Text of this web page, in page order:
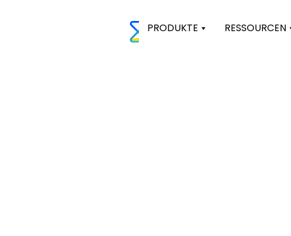
PRODUKTE RESSOURCEN